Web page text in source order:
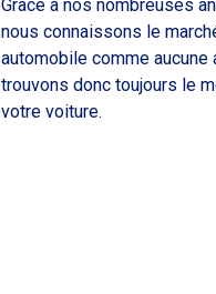
Grâce à nos nombreuses
nous connaissons le
automobile comme aucune
trouvons donc toujours le
votre voiture.